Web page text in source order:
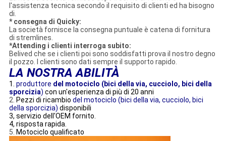
l'assistenza tecnica secondo il requisito di clienti ed ha bisogno
di.
* consegna di Quicky:
La società fornisce la consegna puntuale è catena di fornitura
di stremlines.
*Attending i clienti interroga subito:
Belived che se i clienti poi sono soddisfatti prova il nostro degno
il pozzo. I clienti sono dati sempre il supporto rapido.
LA NOSTRA ABILITÀ
1. produttore del motociclo (bici della via, cucciolo, bici della
sporcizia) con un'esperienza di più di 20 anni
2. Pezzi di ricambio del motociclo (bici della via, cucciolo, bici
della sporcizia) disponibili
3, servizio dell'OEM fornito.
4, risposta rapida.
5. Motociclo qualificato